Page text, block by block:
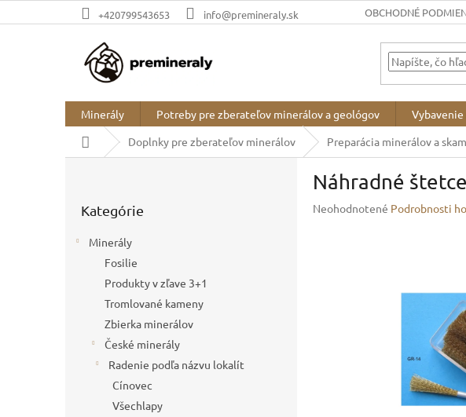
na
+420799543653 info@premineraly.sk OBCHODNÉ
Minerály Potreby pre zberateľov minerálov a geológov
DomovDoplnky pre zberateľov minerálov Preparácia minerálov a
kategórie
Kategórie
Minerály
Fosilie
Produkty v zľave 3+1
Tromlované kameny
Zbierka minerálov
České minerály
Radenie podľa názvu lokalít
Cínovec
Všechlapy
Náhradné
Priemerné
Neohodnotené Podrobnosti